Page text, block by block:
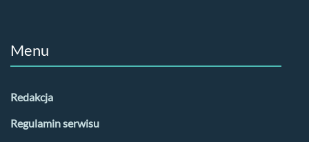
Menu
Redakcja
Regulamin serwisu